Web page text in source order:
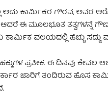
ಕಾರ್ಮಿಕರ ಗೌರವ, ಅವರ
ಆದರೆ ಈ ಮೂಲಭೂತ ತತ್ವಗಳನ್ನೆ
ವಲಯದಲ್ಲಿ ಹೆಚ್ಚು ಸದ್ದು
ಪ್ರತೀಕ. ಈ ದಿನವು
ಜಾರಿಗೆ ತಂದಿರುವ ಹೊಸ